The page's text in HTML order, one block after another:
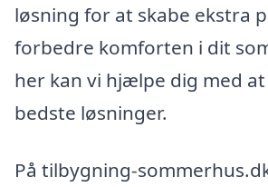
løsning for at skabe ekstra
forbedre komforten i dit
her kan vi hjælpe dig med
bedste løsninger.
På tilbygning-